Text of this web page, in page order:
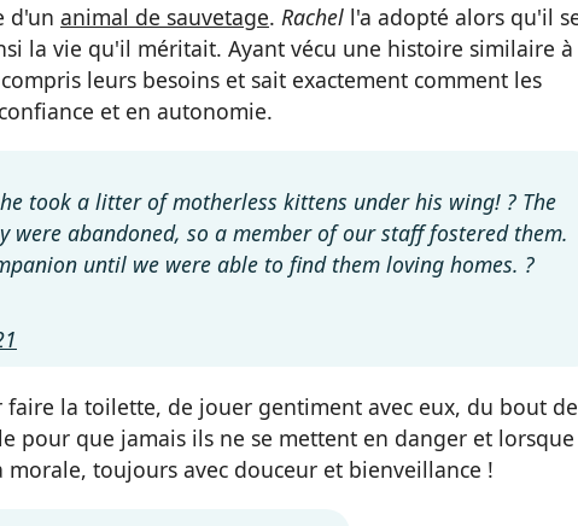
d'un animal de sauvetage. Rachel l'a adopté alors qu'il
la vie qu'il méritait. Ayant vécu une histoire similaire à
leurs besoins et sait exactement comment les
et en autonomie.
took a litter of motherless kittens under his wing! ? The
were abandoned, so a member of our staff fostered them.
until we were able to find them loving homes. ?
la toilette, de jouer gentiment avec eux, du bout de
pour que jamais ils ne se mettent en danger et lorsque
morale, toujours avec douceur et bienveillance !